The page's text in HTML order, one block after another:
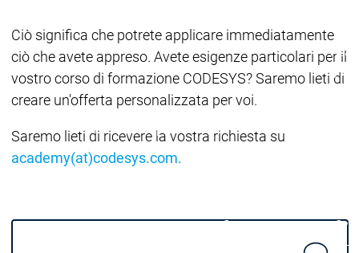
Training
Download
Distribuzione
menu principale
Prodotti
System
Ciò significa che potrete applicare immediatamente
ciò che avete appreso. Avete esigenze particolari per il
vostro corso di formazione CODESYS? Saremo lieti di
creare un'offerta personalizzata per voi.
Saremo lieti di ricevere la vostra richiesta su
academy(at)codesys.com.